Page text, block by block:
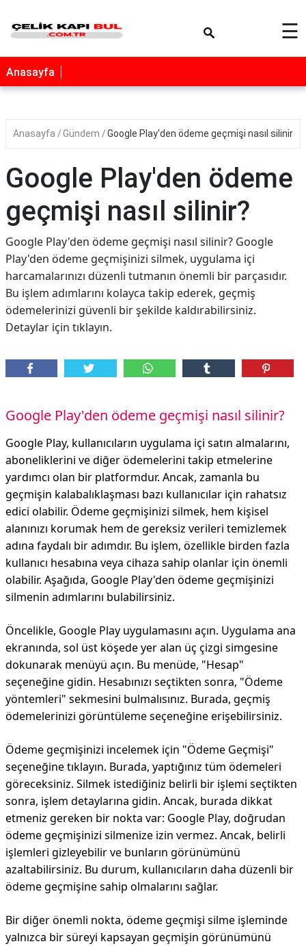
☰
Anasayfa
Anasayfa Gündem Google Play'den ödeme geçmişi nasıl silinir?
Google Play'den ödeme
geçmişi nasıl silinir?
Google Play'den ödeme geçmişi nasıl silinir? Google
Play'den ödeme geçmişinizi silmek, uygulama içi
harcamalarınızı düzenli tutmanın önemli bir parçasıdır.
Bu işlem adımlarını kolayca takip ederek, geçmiş
ödemelerinizi güvenli bir şekilde kaldırabilirsiniz.
Detaylar için tıklayın.
Google Play'den ödeme geçmişi nasıl silinir?
Google Play, kullanıcıların uygulama içi satın almalarını,
aboneliklerini ve diğer ödemelerini takip etmelerine
yardımcı olan bir platformdur. Ancak, zamanla bu
geçmişin kalabalıklaşması bazı kullanıcılar için rahatsız
edici olabilir. Ödeme geçmişinizi silmek, hem kişisel
alanınızı korumak hem de gereksiz verileri temizlemek
adına faydalı bir adımdır. Bu işlem, özellikle birden fazla
kullanıcı hesabına veya cihaza sahip olanlar için önemli
olabilir. Aşağıda, Google Play'den ödeme geçmişinizi
silmenin adımlarını bulabilirsiniz.
Öncelikle, Google Play uygulamasını açın. Uygulama ana
ekranında, sol üst köşede yer alan üç çizgi simgesine
dokunarak menüyü açın. Bu menüde, "Hesap"
seçeneğine gidin. Hesabınızı seçtikten sonra, "Ödeme
yöntemleri" sekmesini bulmalısınız. Burada, geçmiş
ödemelerinizi görüntüleme seçeneğine erişebilirsiniz.
Ödeme geçmişinizi incelemek için "Ödeme Geçmişi"
seçeneğine tıklayın. Burada, yaptığınız tüm ödemeleri
göreceksiniz. Silmek istediğiniz belirli bir işlemi seçtikten
sonra, işlem detaylarına gidin. Ancak, burada dikkat
etmeniz gereken bir nokta var: Google Play, doğrudan
ödeme geçmişinizi silmenize izin vermez. Ancak, belirli
işlemleri gizleyebilir ve bunların görünümünü
azaltabilirsiniz. Bu durum, kullanıcıların daha düzenli bir
ödeme geçmişine sahip olmalarını sağlar.
Bir diğer önemli nokta, ödeme geçmişi silme işleminde
yalnızca bir süreyi kapsayan geçmişin görünümünü